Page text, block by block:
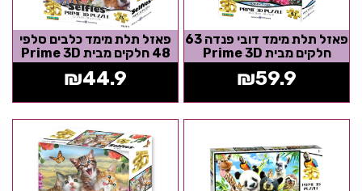
פאזל תלת מימד דובי פנדה 63
חלקים מבית Prime 3D
₪59.9
פאזל תלת מימד כלבים סלפי
48 חלקים מבית Prime 3D
₪44.9